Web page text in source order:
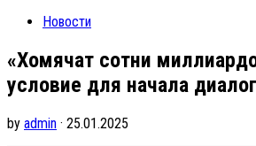
Новости
«Хомячат сотни
условие для начала
by admin · 25.01.2025